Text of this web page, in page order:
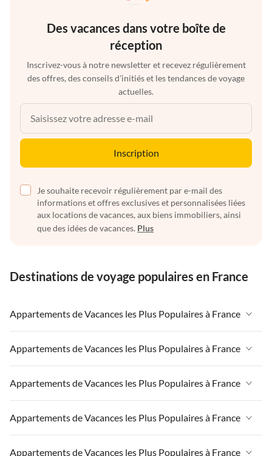
Des vacances dans votre boîte de
réception
Inscrivez-vous à notre newsletter et recevez régulièrement
des offres, des conseils d'initiés et les tendances de voyage
actuelles.
Inscription
Je souhaite recevoir régulièrement par e-mail des
informations et offres exclusives et personnalisées liées
aux locations de vacances, aux biens immobiliers, ainsi
que des idées de vacances. Plus
Destinations de voyage populaires en France
Appartements de Vacances les Plus Populaires à France
Appartements de Vacances à France
Appartements de Vacances à Paris-Ile de France
Appartements de Vacances à Paris
Appartements de Vacances à Côte atlantique
Appartements de Vacances les Plus Populaires à France
Appartements de Vacances à France
Appartements de Vacances à Paris-Ile de France
Appartements de Vacances à Paris
Appartements de Vacances les Plus Populaires à France
Appartements de Vacances à France
Appartements de Vacances à Paris-Ile de France
Appartements de Vacances les Plus Populaires à France
Appartements de Vacances à France
Appartements de Vacances les Plus Populaires à France